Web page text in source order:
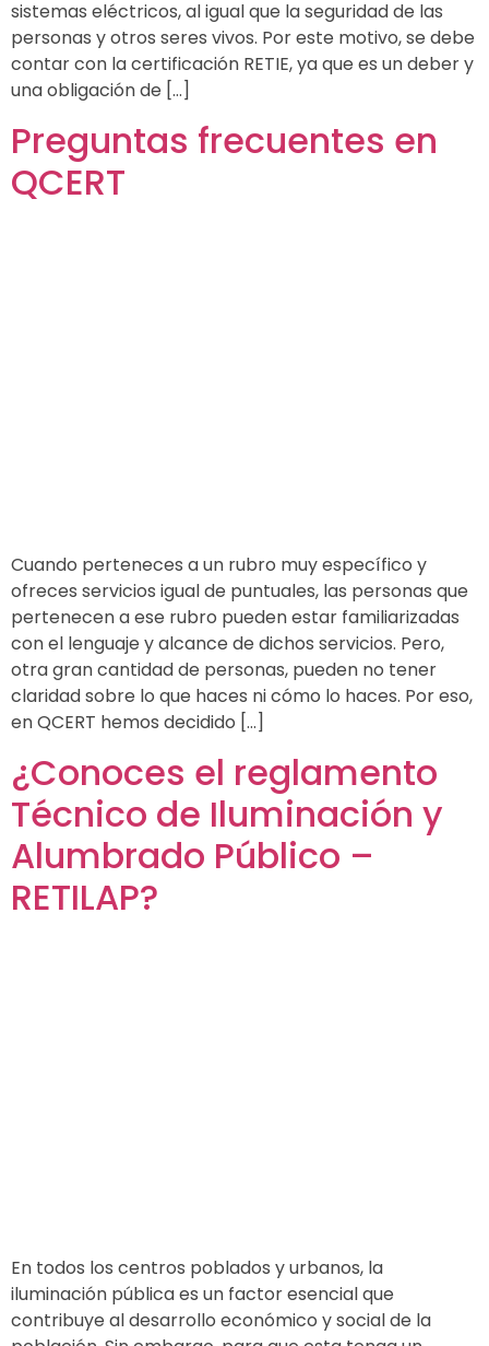
sistemas eléctricos, al igual que la seguridad de las
personas y otros seres vivos. Por este motivo, se debe
contar con la certificación RETIE, ya que es un deber y
una obligación de […]
Preguntas frecuentes en
QCERT
Cuando perteneces a un rubro muy específico y
ofreces servicios igual de puntuales, las personas que
pertenecen a ese rubro pueden estar familiarizadas
con el lenguaje y alcance de dichos servicios. Pero,
otra gran cantidad de personas, pueden no tener
claridad sobre lo que haces ni cómo lo haces. Por eso,
en QCERT hemos decidido […]
¿Conoces el reglamento
Técnico de Iluminación y
Alumbrado Público –
RETILAP?
En todos los centros poblados y urbanos, la
iluminación pública es un factor esencial que
contribuye al desarrollo económico y social de la